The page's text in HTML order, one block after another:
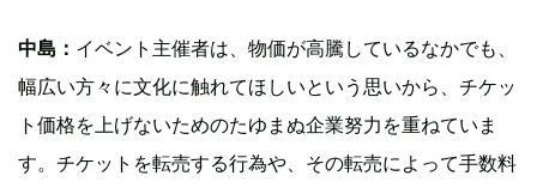
中島： イベント主催者は、物価が高騰しているなかでも、
幅広い方々に文化に触れてほしいという思いから、チケッ
ト価格を上げないためのたゆまぬ企業努力を重ねていま
す。チケットを転売する行為や、その転売によって手数料